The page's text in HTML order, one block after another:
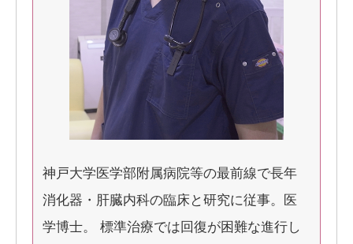
神戸大学医学部附属病院等の最前線で長年
消化器・肝臓内科の臨床と研究に従事。医
学博士。 標準治療では回復が困難な進行し